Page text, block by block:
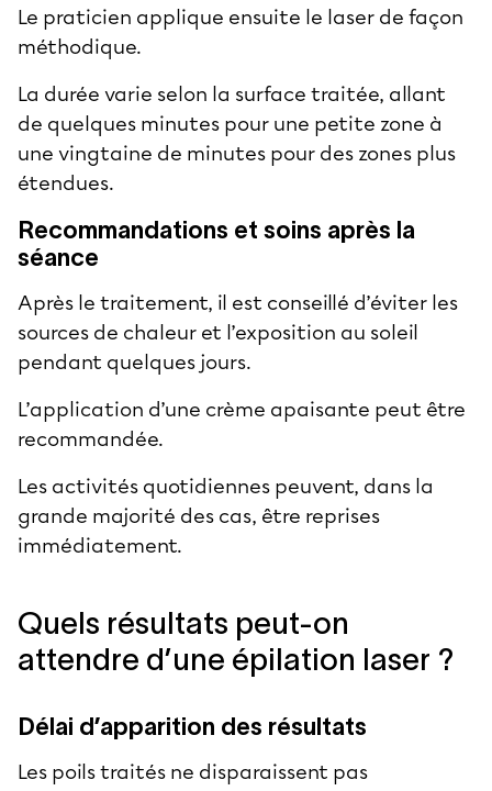
Le praticien applique ensuite le laser de façon
méthodique.
La durée varie selon la surface traitée, allant
de quelques minutes pour une petite zone à
une vingtaine de minutes pour des zones plus
étendues.
Recommandations et soins après la
séance
Après le traitement, il est conseillé d’éviter les
sources de chaleur et l’exposition au soleil
pendant quelques jours.
L’application d’une crème apaisante peut être
recommandée.
Les activités quotidiennes peuvent, dans la
grande majorité des cas, être reprises
immédiatement.
Quels résultats peut-on
attendre d’une épilation laser ?
Délai d’apparition des résultats
Les poils traités ne disparaissent pas